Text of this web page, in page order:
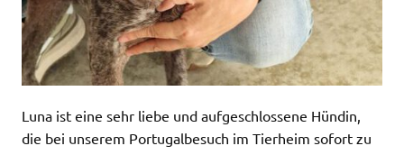
Luna ist eine sehr liebe und aufgeschlossene Hündin,
die bei unserem Portugalbesuch im Tierheim sofort zu